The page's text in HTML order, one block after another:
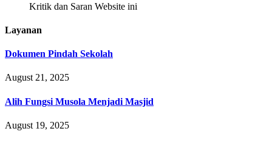
Kritik dan Saran Website ini
Layanan
Dokumen Pindah Sekolah
August 21, 2025
Alih Fungsi Musola Menjadi Masjid
August 19, 2025